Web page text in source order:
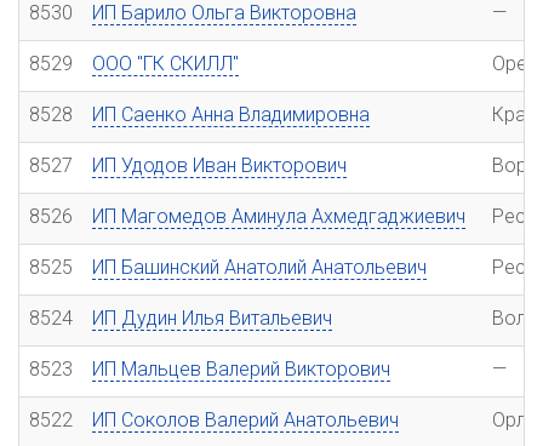
8530 ИП Барило Ольга Викторовна —
8529 ООО "ГК СКИЛЛ"
8528 ИП Саенко Анна Владимировна
8527 ИП Удодов Иван Викторович
8526 ИП Магомедов Аминула Ахмедгаджиевич
8525 ИП Башинский Анатолий Анатольевич
8524 ИП Дудин Илья Витальевич
8523 ИП Мальцев Валерий Викторович —
8522 ИП Соколов Валерий Анатольевич